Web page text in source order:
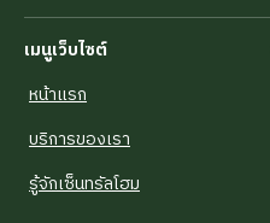
เมนูเว็บไซต์
หน้าแรก
บริการของเรา
รู้จักเซ็นทรัลโฮม